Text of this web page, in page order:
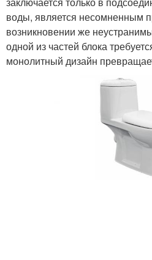
воды, является несомненным
возникновении же
одной из частей блока
монолитный дизайн